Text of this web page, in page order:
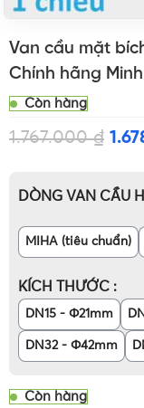
Van cầu mặt
Chính hãng
Còn hàng
1.767.000₫
DÒNG VAN CẦU
MIHA (tiêu chuẩn)
KÍCH THƯỚC
DN15 - Φ21mm
DN32 - Φ42mm
Còn hàng